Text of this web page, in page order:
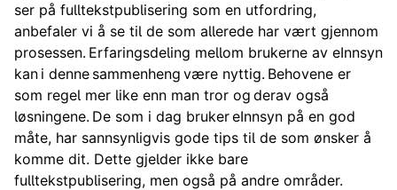
ser på fulltekstpublisering som en utfordring,
anbefaler vi å se til de som allerede har vært gjennom
prosessen. Erfaringsdeling mellom brukerne av eInnsyn
kan i denne sammenheng være nyttig. Behovene er
som regel mer like enn man tror og derav også
løsningene. De som i dag bruker eInnsyn på en god
måte, har sannsynligvis gode tips til de som ønsker å
komme dit. Dette gjelder ikke bare
fulltekstpublisering, men også på andre områder.